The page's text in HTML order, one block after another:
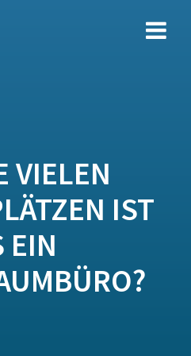
VIELEN
IST
EIN